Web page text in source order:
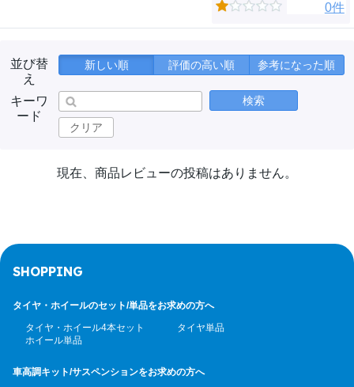
0件
並び替
え
新しい順 評価の高い順 参考になった順
キーワ
ード
検索
クリア
現在、商品レビューの投稿はありません。
SHOPPING
タイヤ・ホイールのセット/単品をお求めの方へ
タイヤ・ホイール4本セット
タイヤ単品
ホイール単品
車高調キット/サスペンションをお求めの方へ